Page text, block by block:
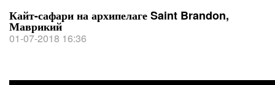
Кайт-сафари на архипелаге Saint Brandon,
Маврикий
01-07-2018 16:36